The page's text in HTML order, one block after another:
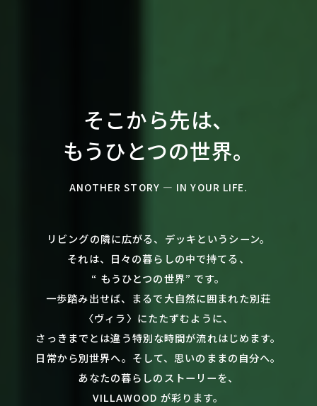
そこから先は、
もうひとつの世界。
ANOTHER STORY ― IN YOUR LIFE.
リビングの隣に広がる、デッキというシーン。
それは、日々の暮らしの中で持てる、
“ もうひとつの世界” です。
一歩踏み出せば、まるで大自然に囲まれた別荘
〈ヴィラ〉にたたずむように、
さっきまでとは違う特別な時間が流れはじめます。
日常から別世界へ。そして、思いのままの自分へ。
あなたの暮らしのストーリーを、
VILLAWOOD が彩ります。